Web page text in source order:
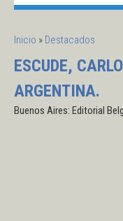
SE ENCUENTRA USTED
Inicio » Destacados
ESCUDE,
ARGENTINA.
Buenos Aires: Editorial